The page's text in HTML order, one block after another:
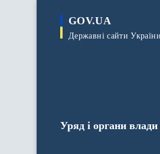
GOV.UA
Державні сайти України
Уряд і органи влади